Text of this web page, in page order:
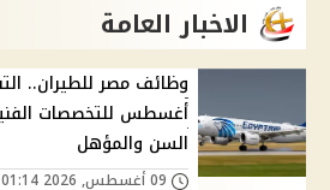
الاخبار العامة
أغسطس للتخصصات
السن والمؤهل